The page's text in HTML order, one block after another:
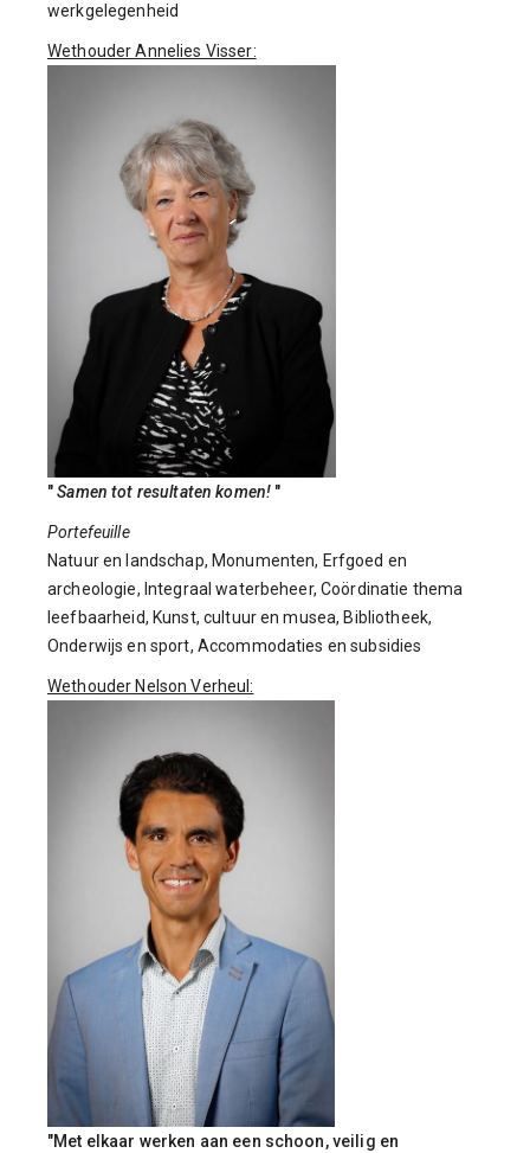
werkgelegenheid
Wethouder Annelies Visser:
" Samen tot resultaten komen! "
Portefeuille
Natuur en landschap, Monumenten, Erfgoed en
archeologie, Integraal waterbeheer, Coördinatie thema
leefbaarheid, Kunst, cultuur en musea, Bibliotheek,
Onderwijs en sport, Accommodaties en subsidies
Wethouder Nelson Verheul:
"Met elkaar werken aan een schoon, veilig en